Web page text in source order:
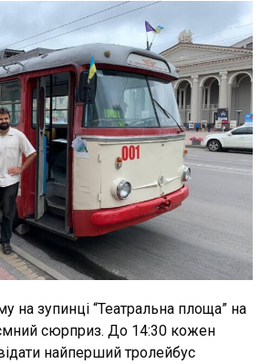
на зупинці “Театральна площа” на
сюрприз. До 14:30 кожен
найперший тролейбус